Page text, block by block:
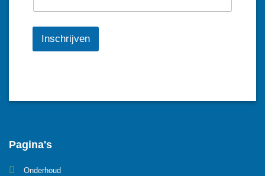
Inschrijven
Pagina's
Onderhoud